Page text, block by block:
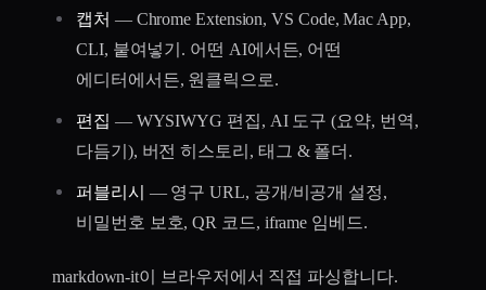
캡처 — Chrome Extension, VS Code, Mac App,
CLI, 붙여넣기. 어떤 AI에서든, 어떤
에디터에서든, 원클릭으로.
편집 — WYSIWYG 편집, AI 도구 (요약, 번역,
다듬기), 버전 히스토리, 태그 & 폴더.
퍼블리시 — 영구 URL, 공개/비공개 설정,
비밀번호 보호, QR 코드, iframe 임베드.
markdown-it이 브라우저에서 직접 파싱합니다.